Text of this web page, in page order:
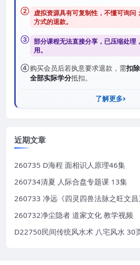
② 虚拟资源具有可复制性，不懂可询问
方式的退款。
③ 部分课程无法直接分享，已压缩处理
用。
④购买会员后若执意要求退款，需扣
全部实际学分抵扣。
了解更多
近期文章
260735 D海程 面相识人原理46集
260734清夏 人际合盘专题课 13集
260733 净远《四灵四兽法脉之旺文
260732净尘隐者 道家文化 教学视频
D22750民间传统风水术 八宅风水 30